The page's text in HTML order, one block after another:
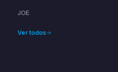
JOE
Ver todos